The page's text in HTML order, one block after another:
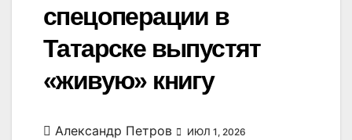
спецоперации в
Татарске выпустят
«живую» книгу
Александр Петров ИЮЛ 1, 2026